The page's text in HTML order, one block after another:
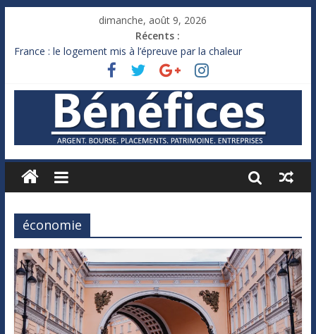
dimanche, août 9, 2026
Récents :
France : le logement mis à l’épreuve par la chaleur
Des milliards de dollars de droits de douane déjà remboursés
Royaume-Uni : Andy Burnham recule sur l’impôt
Xavier Niel, le milliardaire qui ne touche presque rien
Ruée des fortunes russes vers l’étranger
économie